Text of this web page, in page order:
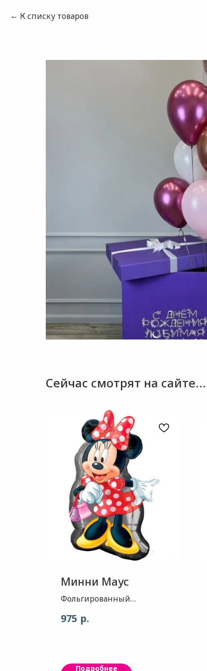
К списку товаров
Сейчас смотрят на сайте...
Минни Маус
Фольгированный
прекрасно подходит для
975 р.
Подробнее